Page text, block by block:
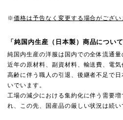
※価格は予告なく変更する場合がござい
「純国内生産（日本製）商品について
純国内生産の洋服は国内での全体流通量
近年の原材料、副資材料、輸送費、電気
高齢に伴う職人の引退、後継者不足で
いでいます。
工場の減少における集約化に伴う需要
れ、この先、国産品の厳しい状況は続い